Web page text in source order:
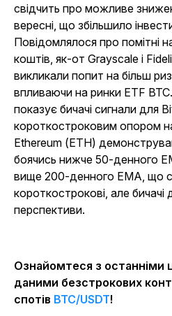
свідчить про можливе
вересні, що збільшило
Повідомлялося про помітні
коштів, як-от Grayscale і
викликали попит на більш
впливаючи на ринки ETF BTC.
показує бичачі сигнали для
короткостроковим опором
Ethereum (ETH)
боячись нижче 50-денного
вище 200-денного EMA, що
короткострокові, але бичачі
перспективи.
Ознайомтеся з останніми
даними безстрокових
спотів BTC/USDT!